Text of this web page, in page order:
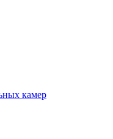
камер